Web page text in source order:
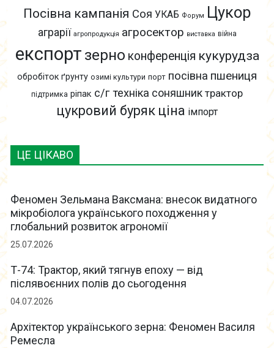
ЦЕ ЦІКАВО
Феномен Зельмана Ваксмана: внесок видатного
мікробіолога українського походження у
глобальний розвиток агрономії
25.07.2026
Т-74: Трактор, який тягнув епоху — від
післявоєнних полів до сьогодення
04.07.2026
Архітектор українського зерна: Феномен Василя
Ремесла
Посівна кампанія Соя УКАБ Форум Цукор
аграрії агропродукція агросектор виставка війна
експорт зерно конференція кукурудза
обробіток ґрунту озимі культури порт посівна пшениця
підтримка ріпак с/г техніка соняшник трактор
цукровий буряк ціна імпорт